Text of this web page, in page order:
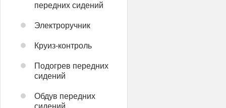
передних сидений
Электроручник
Круиз-контроль
Подогрев передних
сидений
Обдув передних
сидений